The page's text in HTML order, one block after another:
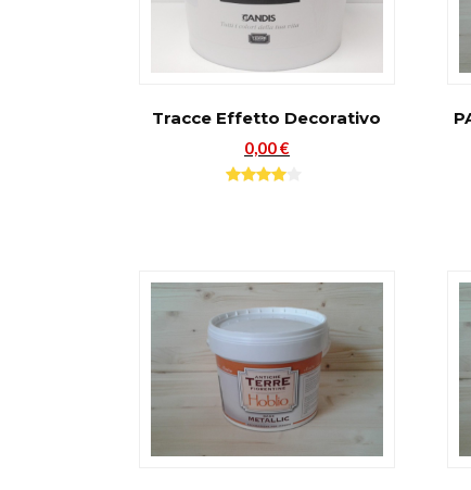
Tracce Effetto Decorativo
0,00 €